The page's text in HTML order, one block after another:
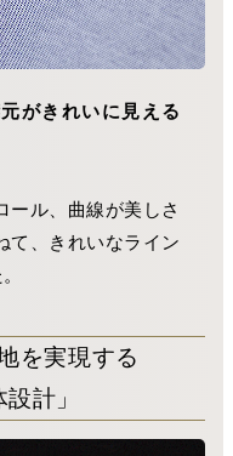
がきれいに見える
ール、曲線が美しさ
て、きれいなライン
を実現する
計」